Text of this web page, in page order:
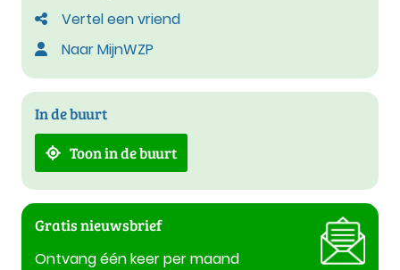
Vertel een vriend
Naar MijnWZP
In de buurt
Toon in de buurt
Gratis nieuwsbrief
Ontvang één keer per maand